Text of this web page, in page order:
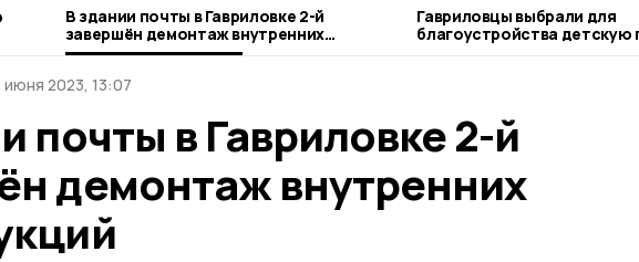
В здании почты в Гавриловке 2-й
завершён демонтаж внутренних
конструкций
Гавриловцы выбрали для
благоустройства детскую
Пересыпкино 2-м
июня 2023, 13:07
почты в Гавриловке 2-й
демонтаж внутренних